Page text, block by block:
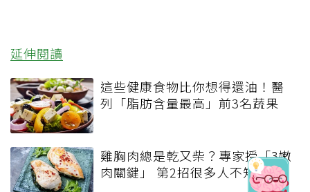
延伸閱讀
這些健康食物比你想得還油！醫
列「脂肪含量最高」前3名蔬果
雞胸肉總是乾又柴？專家授「3嫩
肉關鍵」 第2招很多人不知道